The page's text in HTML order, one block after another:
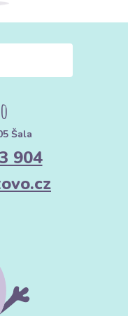
Šala
904